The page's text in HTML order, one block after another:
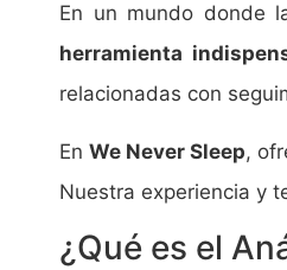
En un mundo donde
herramienta
relacionadas con
En We Never Sleep,
Nuestra experiencia y
¿Qué es el